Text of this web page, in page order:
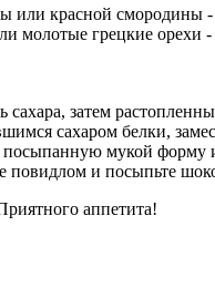
или красной смородины -
молотые грецкие орехи -
сахара, затем
сахаром белки,
мукой форму
повидлом и посыпьте
аппетита!